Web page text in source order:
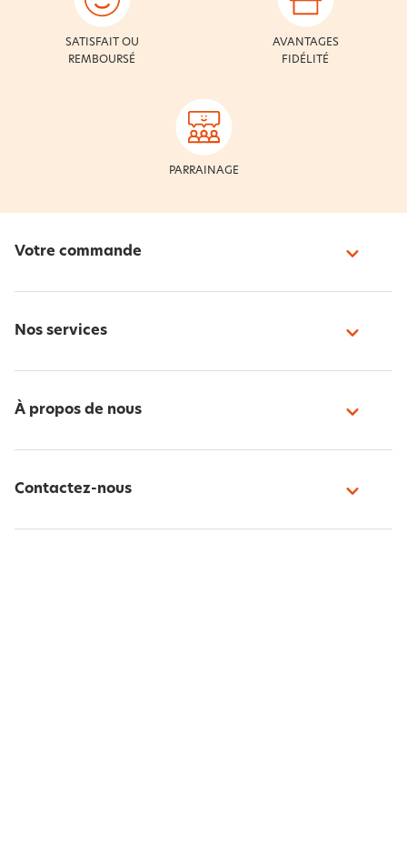
SATISFAIT OU
REMBOURSÉ
AVANTAGES
FIDÉLITÉ
PARRAINAGE
Votre commande
Nos services
À propos de nous
Contactez-nous